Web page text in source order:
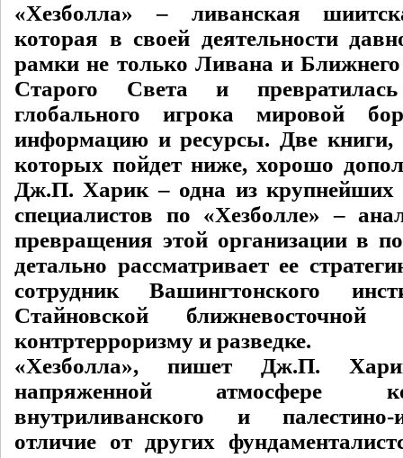
«Хезболла» – ливанская
которая в своей деятельности
рамки не только Ливана и
Старого Света и
глобального игрока мировой
информацию и ресурсы. Две книги,
которых пойдет ниже, хорошо
Дж.П. Харик – одна из
специалистов по «Хезболле» –
превращения этой организации в
детально рассматривает ее
сотрудник Вашингтонского
Стайновской
контртерроризму и разведке.
«Хезболла», пишет Дж.П.
напряженной атмосфере
внутриливанского и палестино-
отличие от других